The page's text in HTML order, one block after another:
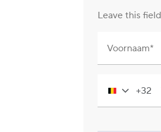
Leave this
Voornaam
Belgium
+32
+32